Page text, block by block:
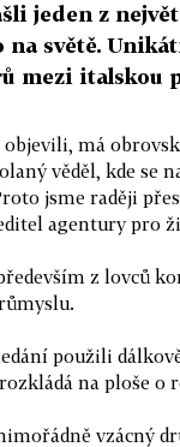
jeden z
světě.
mezi italskou
má
věděl, kde se
jsme raději
agentury pro
z lovců
použili
na ploše o
vzácný